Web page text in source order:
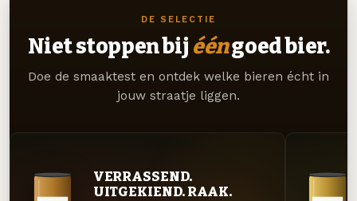
DE SELECTIE
Niet stoppen bij ééngoed bier.
Doe de smaaktest en ontdek welke bieren écht in
jouw straatje liggen.
VERRASSEND.
UITGEKIEND. RAAK.